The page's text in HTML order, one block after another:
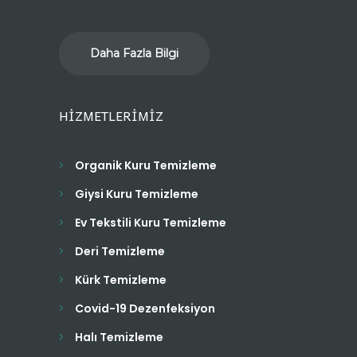
Daha Fazla Bilgi
HİZMETLERİMİZ
Organik Kuru Temizleme
Giysi Kuru Temizleme
Ev Tekstili Kuru Temizleme
Deri Temizleme
Kürk Temizleme
Covid-19 Dezenfeksiyon
Halı Temizleme